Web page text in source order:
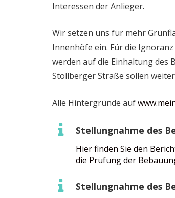
Interessen der Anlieger.
Wir setzen uns für mehr
Innenhöfe ein. Für die
werden auf die Einhaltung des
Stollberger Straße sollen
Alle Hintergründe auf
Stellungnahme des
Hier finden Sie den
die Prüfung der
Stellungnahme des